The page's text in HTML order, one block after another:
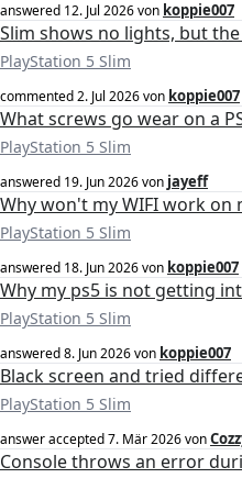
answered 12. Jul 2026von koppie007
Slim shows no lights, but
PlayStation 5 Slim
commented2. Jul 2026von koppie007
What screws go wear on a
PlayStation 5 Slim
answered 19. Jun 2026von jayeff
Why won't my WIFI work on
PlayStation 5 Slim
answered 18. Jun 2026von koppie007
Why my ps5 is not getting
PlayStation 5 Slim
answered8. Jun 2026von koppie007
Black screen and tried
PlayStation 5 Slim
answer accepted7. Mär 2026von
Console throws an error